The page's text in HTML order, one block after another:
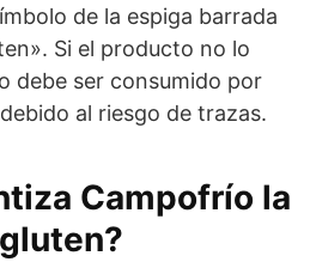
de la espiga barrada
Si el producto no lo
debe ser consumido por
al riesgo de trazas.
Campofrío la